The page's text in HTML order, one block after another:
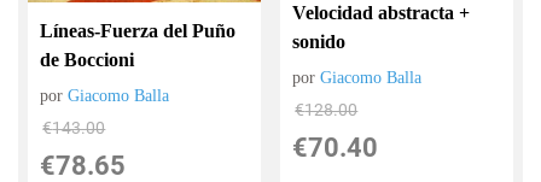
Líneas-Fuerza del Puño
de Boccioni
porGiacomo Balla
€143.00
€78.65
Velocidad abstracta +
sonido
porGiacomo Balla
€128.00
€70.40